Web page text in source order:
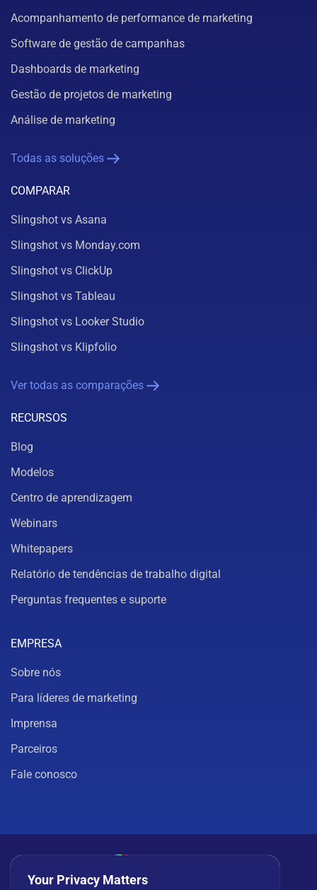
Acompanhamento de performance de marketing
Software de gestão de campanhas
Dashboards de marketing
Gestão de projetos de marketing
Análise de marketing
Todas as soluções
COMPARAR
Slingshot vs Asana
Slingshot vs Monday.com
Slingshot vs ClickUp
Slingshot vs Tableau
Slingshot vs Looker Studio
Slingshot vs Klipfolio
Ver todas as comparações
RECURSOS
Blog
Modelos
Centro de aprendizagem
Webinars
Whitepapers
Relatório de tendências de trabalho digital
Perguntas frequentes e suporte
EMPRESA
Sobre nós
Para líderes de marketing
Imprensa
Parceiros
Fale conosco
Your Privacy Matters